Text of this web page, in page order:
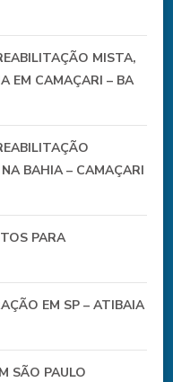
MISTA,
EM CAMAÇARI – BA
BAHIA – CAMAÇARI
PARA
EM SP – ATIBAIA
SÃO PAULO